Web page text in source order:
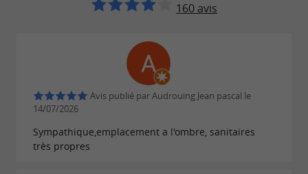
160 avis
Avis publié par Audrouing Jean pascal le
14/07/2026
Sympathique,emplacement a l'ombre, sanitaires
très propres